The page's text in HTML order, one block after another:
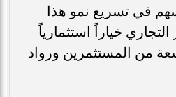
في تسريع نمو هذا
خياراً استثمارياً
من المستثمرين ورواد